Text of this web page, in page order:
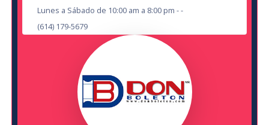
Noche de Chicxs: Chismes de Terror
Lunes a Sábado de 10:00 am a 8:00 pm - -
(614) 179-5679